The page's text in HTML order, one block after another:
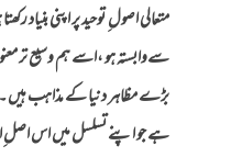
متعالی اصول ِ توحید پر اپنی بنیاد
سےوابستہ ہو ،اسے ہم وسیع تر
بڑے مظاہر دنیا کے مذاہب ہیں
ہے جو اپنے تسلسل میں اس